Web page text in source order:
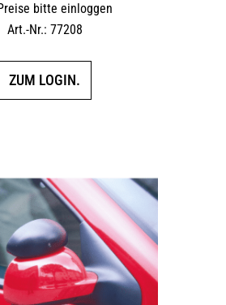
bitte einloggen
Art.-Nr.: 77208
ZUM LOGIN.